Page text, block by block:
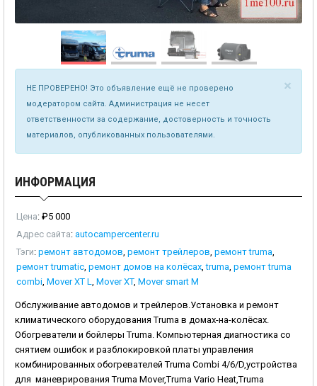
×
НЕ ПРОВЕРЕНО! Это объявление ещё не проверено
модератором сайта. Администрация не несет
ответственности за содержание, достоверность и точность
материалов, опубликованных пользователями.
ИНФОРМАЦИЯ
Цена: ₽5 000
Адрес сайта: autocampercenter.ru
Тэги: ремонт автодомов, ремонт трейлеров, ремонт truma,
ремонт trumatic, ремонт домов на колёсах,truma, ремонт truma
combi, Mover XT L, Mover XT, Mover smart M
Обслуживание автодомов и трейлеров.Установка и ремонт
климатического оборудования Truma в домах-на-колёсах.
Обогреватели и бойлеры Truma. Компьютерная диагностика со
снятием ошибок и разблокировкой платы управления
комбинированных обогревателей Truma Combi 4/6/D,устройства
для маневрирования Truma Mover,Truma Vario Heat,Truma